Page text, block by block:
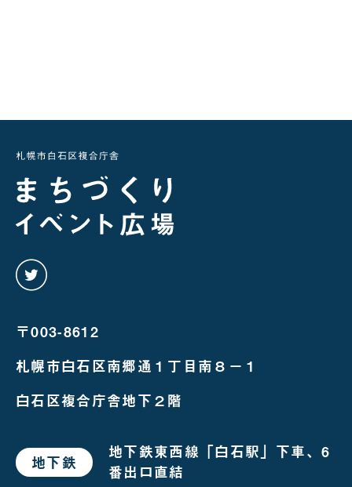
〒003-8612
札幌市白石区南郷通１丁目南８－１
白石区複合庁舎地下２階
地下鉄 で
お
地下鉄東西線「白石駅」下車、6
番出口直結